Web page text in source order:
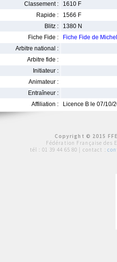
Classement :
1610 F
Rapide :
1566 F
Blitz :
1380 N
Fiche Fide :
Fiche Fide de
Arbitre national :
Arbitre fide :
Initiateur :
Animateur :
Entraîneur :
Affiliation :
Licence B le 07/10/
Copyright © 2015
Fédération Française des
tél : 01 39 44 65 80 | contact :